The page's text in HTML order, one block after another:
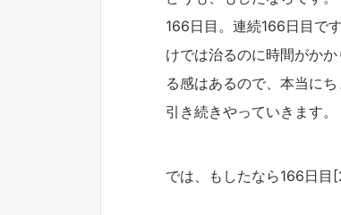
166日目。連続166日目で
けでは治るのに時間がか
る感はあるので、本当に
引き続きやっていきます。
では、もしたなら166日目